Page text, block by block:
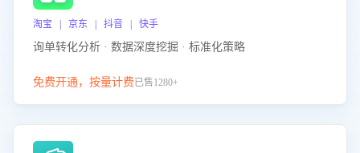
淘宝 | 京东 | 抖音 | 快手
询单转化分析 · 数据深度挖掘 · 标准化策略
免费开通，按量计费已售1280+